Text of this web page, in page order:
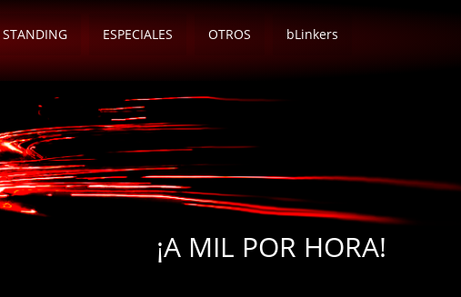
STANDING ESPECIALES OTROS bLinkers
¡A MIL POR HORA!